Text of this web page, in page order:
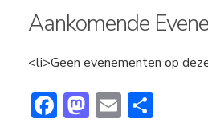
Aankomende
<li>Geen evenementen op
F M E